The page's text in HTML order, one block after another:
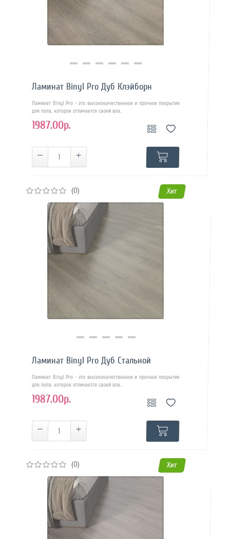
Купить в 1 клик
Ламинат Binyl Pro Дуб Клэйборн
Ламинат Binyl Pro - это высококачественное и прочное покрытие
для пола, которое отличается своей вла..
1987.00р.
(0) Хит
Купить в 1 клик
Ламинат Binyl Pro Дуб Стальной
Ламинат Binyl Pro - это высококачественное и прочное покрытие
для пола, которое отличается своей вла..
1987.00р.
(0) Хит